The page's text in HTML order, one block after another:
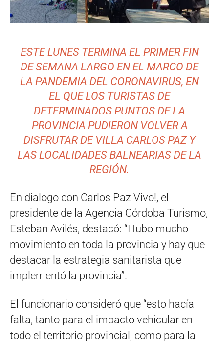
ESTE LUNES TERMINA EL PRIMER FIN
DE SEMANA LARGO EN EL MARCO DE
LA PANDEMIA DEL CORONAVIRUS, EN
EL QUE LOS TURISTAS DE
DETERMINADOS PUNTOS DE LA
PROVINCIA PUDIERON VOLVER A
DISFRUTAR DE VILLA CARLOS PAZ Y
LAS LOCALIDADES BALNEARIAS DE LA
REGIÓN.
En dialogo con Carlos Paz Vivo!, el
presidente de la Agencia Córdoba Turismo,
Esteban Avilés, destacó: “Hubo mucho
movimiento en toda la provincia y hay que
destacar la estrategia sanitarista que
implementó la provincia”.
El funcionario consideró que “esto hacía
falta, tanto para el impacto vehicular en
todo el territorio provincial, como para la